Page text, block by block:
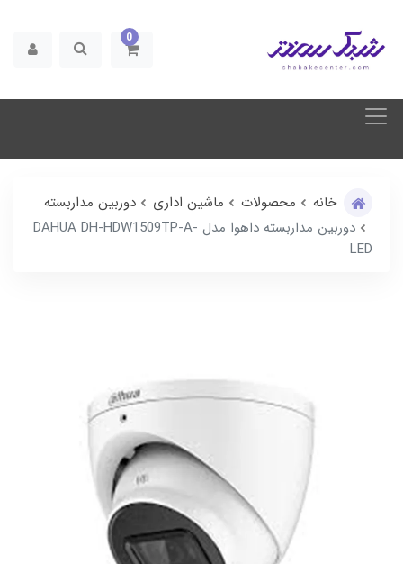
0
خانه محصولات ماشین اداری
دوربین مداربسته
دوربین مداربسته داهوا مدل DAHUA DH-HDW1509TP-A-
LED